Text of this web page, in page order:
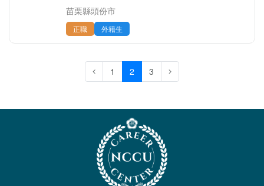
苗栗縣頭份市
正職 外籍生
1 2 3